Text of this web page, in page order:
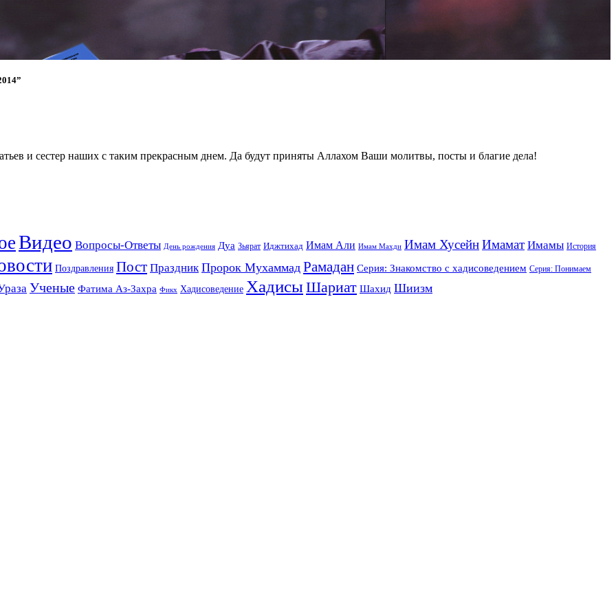
и сестер наших с таким прекрасным днем. Да будут приняты Аллахом Ваши молитвы, посты и благие дела!
Видео Вопросы-Ответы День рождения Дуа Зьярат Иджтихад Имам Али Имам Махди Имам ХусейнИмамат Имамы История
Поздравления Пост Праздник Пророк Мухаммад Рамадан Серия: Знакомство с хадисоведением Серия: Понимаем
Ученые Фатима Аз-Захра Фикх Хадисоведение ХадисыШариат Шахид Шиизм